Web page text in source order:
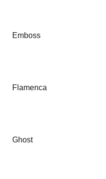
Emboss
Flamenca
Ghost